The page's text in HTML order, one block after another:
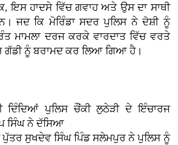
ਇਸ ਹਾਦਸੇ ਵਿੱਚ ਗਵਾਹ ਅਤੇ ਉਸ ਦਾ ਸਾਥੀ
ਜਦ ਕਿ ਮੋਰਿੰਡਾ ਸਦਰ ਪੁਲਿਸ ਨੇ ਦੋਸ਼ੀ ਨੂੰ
ਮਾਮਲਾ ਦਰਜ ਕਰਕੇ ਵਾਰਦਾਤ ਵਿੱਚ ਵਰਤੇ
ਨੂੰ ਬਰਾਮਦ ਕਰ ਲਿਆ ਗਿਆ ਹੈ।
ਦਿੰਦਿਆਂ ਪੁਲਿਸ ਚੌਂਕੀ ਲੁਠੇੜੀ ਦੇ ਇੰਚਾਰਜ
ਸਿੰਘ ਨੇ ਦੱਸਿਆ
ਪੁੱਤਰ ਸੁਖਦੇਵ ਸਿੰਘ ਪਿੰਡ ਸਲੇਮਪੁਰ ਨੇ ਪੁਲਿਸ ਨੂੰ